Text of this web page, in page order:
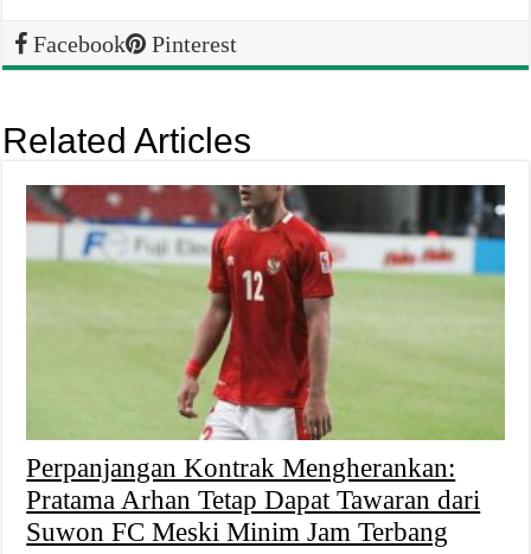
Facebook Pinterest
Related Articles
Perpanjangan Kontrak Mengherankan:
Pratama Arhan Tetap Dapat Tawaran dari
Suwon FC Meski Minim Jam Terbang